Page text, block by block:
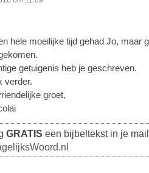
hele moeilijke tijd gehad Jo, maar
getuigenis heb je geschreven.
verder.
groet,
GRATIS een bijbeltekst in je